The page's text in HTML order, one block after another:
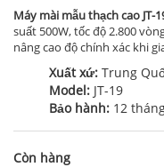
Máy mài mẫu thạch cao JT-
suất 500W, tốc độ 2.800
nâng cao độ chính xác khi
Xuất xứ: Trung
Model: JT-19
Bảo hành: 12
Còn hàng